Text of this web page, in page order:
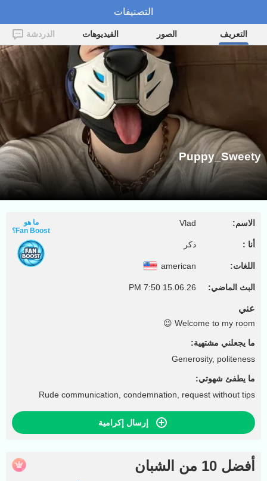
Puppy_Sweety
التعريف الصور الفيديوهات الدردشة
Puppy_Sweety
الاسم: Vlad
أنا : ذكر
اللغات: american
البث الماضي: 15.06.26 7:50 PM
ما هو
Fan Boost؟
عني
Welcome to my room 😉
ما يجعلني مشتهية:
Generosity, politeness
ما يطفئ شهوتي:
Rude communication, condemnation, request without tips
إرسال إكرامية
أفضل 10 من الشبان
التصنيفات